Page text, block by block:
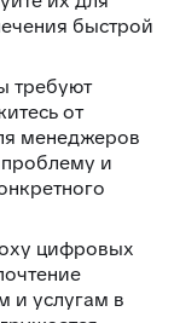
быстрой
требуют
от
менеджеров
и
цифровых
и услугам в